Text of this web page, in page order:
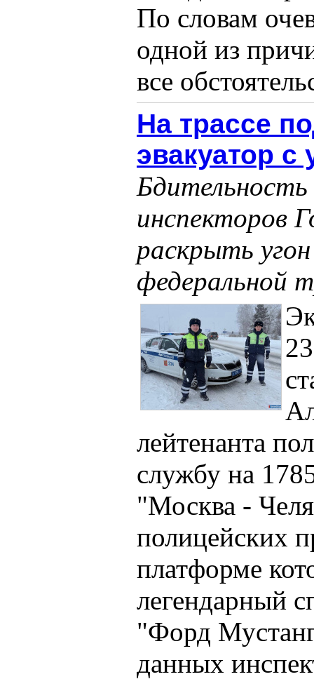
По словам
одной из
все
На трассе
эвакуатор с
Бдительность
инспекторов
раскрыть
федеральной
лейтенанта
службу на
"Москва -
полицейских
платформе
легендарный
"Форд
данных